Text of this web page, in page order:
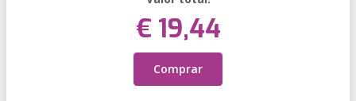
€ 19,44
Comprar